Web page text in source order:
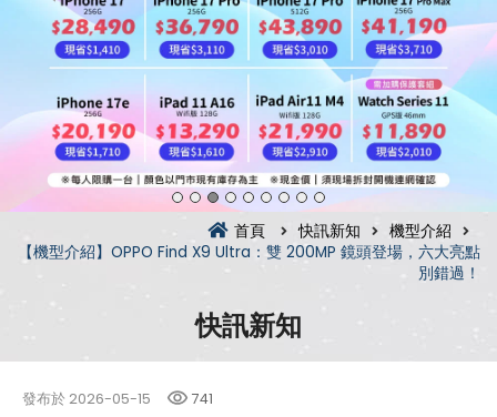
首頁 快訊新知
機型介紹
【機型介紹】OPPO Find X9 Ultra：雙 200MP 鏡頭登場，六大亮點
別錯過！
快訊新知
發布於 2026-05-15 741